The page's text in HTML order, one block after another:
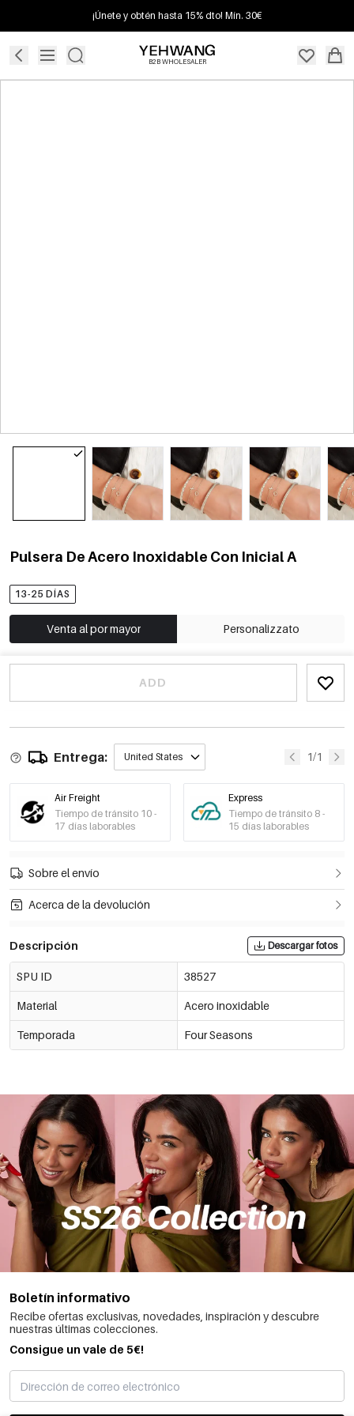
¡Únete y obtén hasta 15% dto! Mín. 30€
B2B WHOLESALER
Pulsera De Acero Inoxidable Con Inicial A
13-25 DÍAS
Venta al por mayor Personalizzato
ADD
Entrega: United States 1/1
Air Freight
Tiempo de tránsito 10 -
17 días laborables
Express
Tiempo de tránsito 8 -
15 días laborables
Sobre el envío
Acerca de la devolución
Descripción Descargar fotos
SPU ID 38527
Material Acero inoxidable
Temporada Four Seasons
Boletín informativo
Recibe ofertas exclusivas, novedades, inspiración y descubre
nuestras últimas colecciones.
Consigue un vale de 5€!